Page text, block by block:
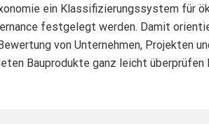
ein Klassifizierungssystem
festgelegt werden. Damit
von Unternehmen, Projekten
Bauprodukte ganz leicht überprüfen